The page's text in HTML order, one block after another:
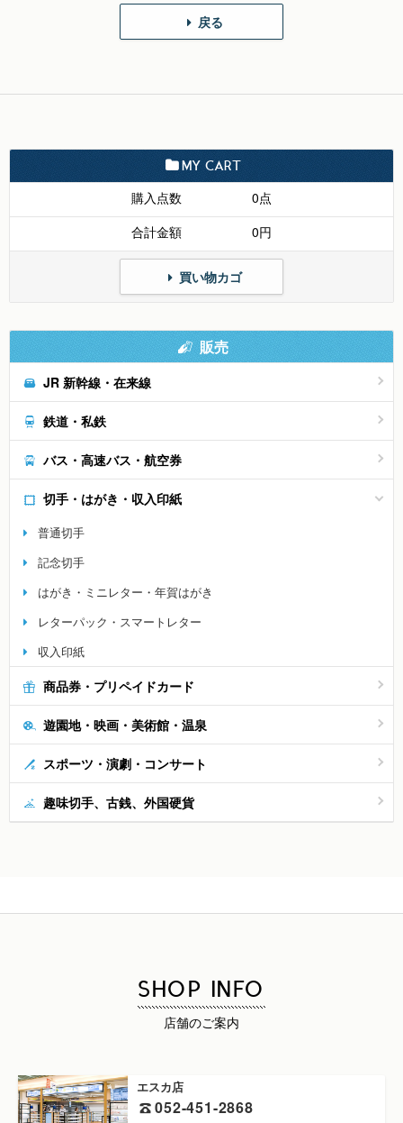
戻る
MY CART
購入点数
0点
合計金額
0円
買い物カゴ
販売
JR 新幹線・在来線
鉄道・私鉄
バス・高速バス・航空券
切手・はがき・収入印紙
普通切手
記念切手
はがき・ミニレター・年賀はがき
レターパック・スマートレター
収入印紙
商品券・プリペイドカード
遊園地・映画・美術館・温泉
スポーツ・演劇・コンサート
趣味切手、古銭、外国硬貨
SHOP INFO
店舗のご案内
エスカ店
052-451-2868